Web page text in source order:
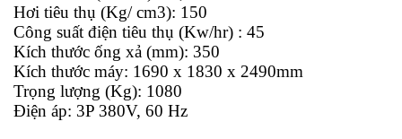
Hơi tiêu thụ (Kg/ cm3): 150
Công suất điện tiêu thụ (Kw/hr) : 45
Kích thước ống xả (mm): 350
Kích thước máy: 1690 x 1830 x 2490mm
Trọng lượng (Kg): 1080
Điện áp: 3P 380V, 60 Hz